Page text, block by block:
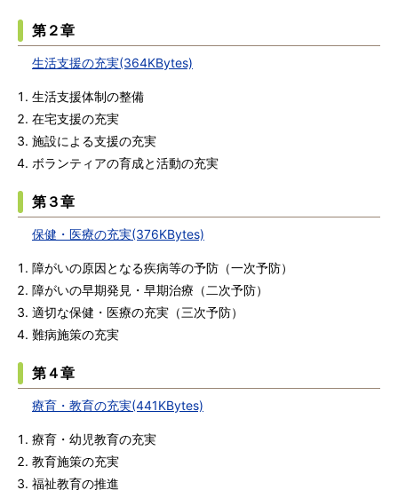
第２章
生活支援の充実(364KBytes)
生活支援体制の整備
在宅支援の充実
施設による支援の充実
ボランティアの育成と活動の充実
第３章
保健・医療の充実(376KBytes)
障がいの原因となる疾病等の予防（一次予防）
障がいの早期発見・早期治療（二次予防）
適切な保健・医療の充実（三次予防）
難病施策の充実
第４章
療育・教育の充実(441KBytes)
療育・幼児教育の充実
教育施策の充実
福祉教育の推進